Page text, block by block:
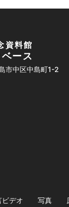
資料館
ース
市中区中島町1-2
デオ 写真